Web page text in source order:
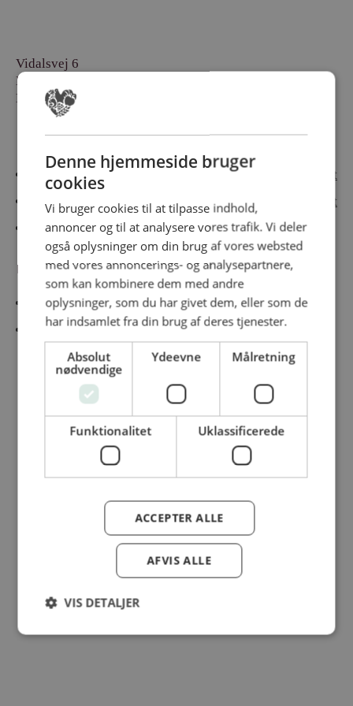
Vidalsvej 6
DK-9230 Svenstrup
Denmark
Cateringmesse Nord
Cateringmesse Midt
Cateringmesse Syd
Cateringmesse Øst
Cateringmesse Thy
Information
Cookiepolitk
Persondatapolitik
© Dansk Cater A/S - All rights reserved
Denne hjemmeside bruger
cookies
Vi bruger cookies til at tilpasse indhold,
annoncer og til at analysere vores trafik. Vi deler
også oplysninger om din brug af vores websted
med vores annoncerings- og analysepartnere,
som kan kombinere dem med andre
oplysninger, som du har givet dem, eller som de
har indsamlet fra din brug af deres tjenester.
Absolut
nødvendige
Ydeevne Målretning
Funktionalitet Uklassificerede
ACCEPTER ALLE
AFVIS ALLE
VIS DETALJER